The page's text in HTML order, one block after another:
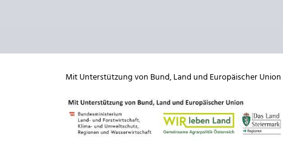
Mit Unterstützung von Bund,Land und Europäischer Union